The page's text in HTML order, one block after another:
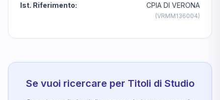
Ist. Riferimento: CPIA DI VERONA
(VRMM136004)
Se vuoi ricercare per Titoli di Studio